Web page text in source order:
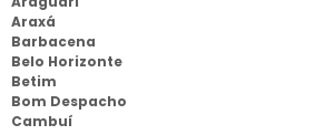
Araxá
Barbacena
Belo Horizonte
Betim
Bom Despacho
Cambuí